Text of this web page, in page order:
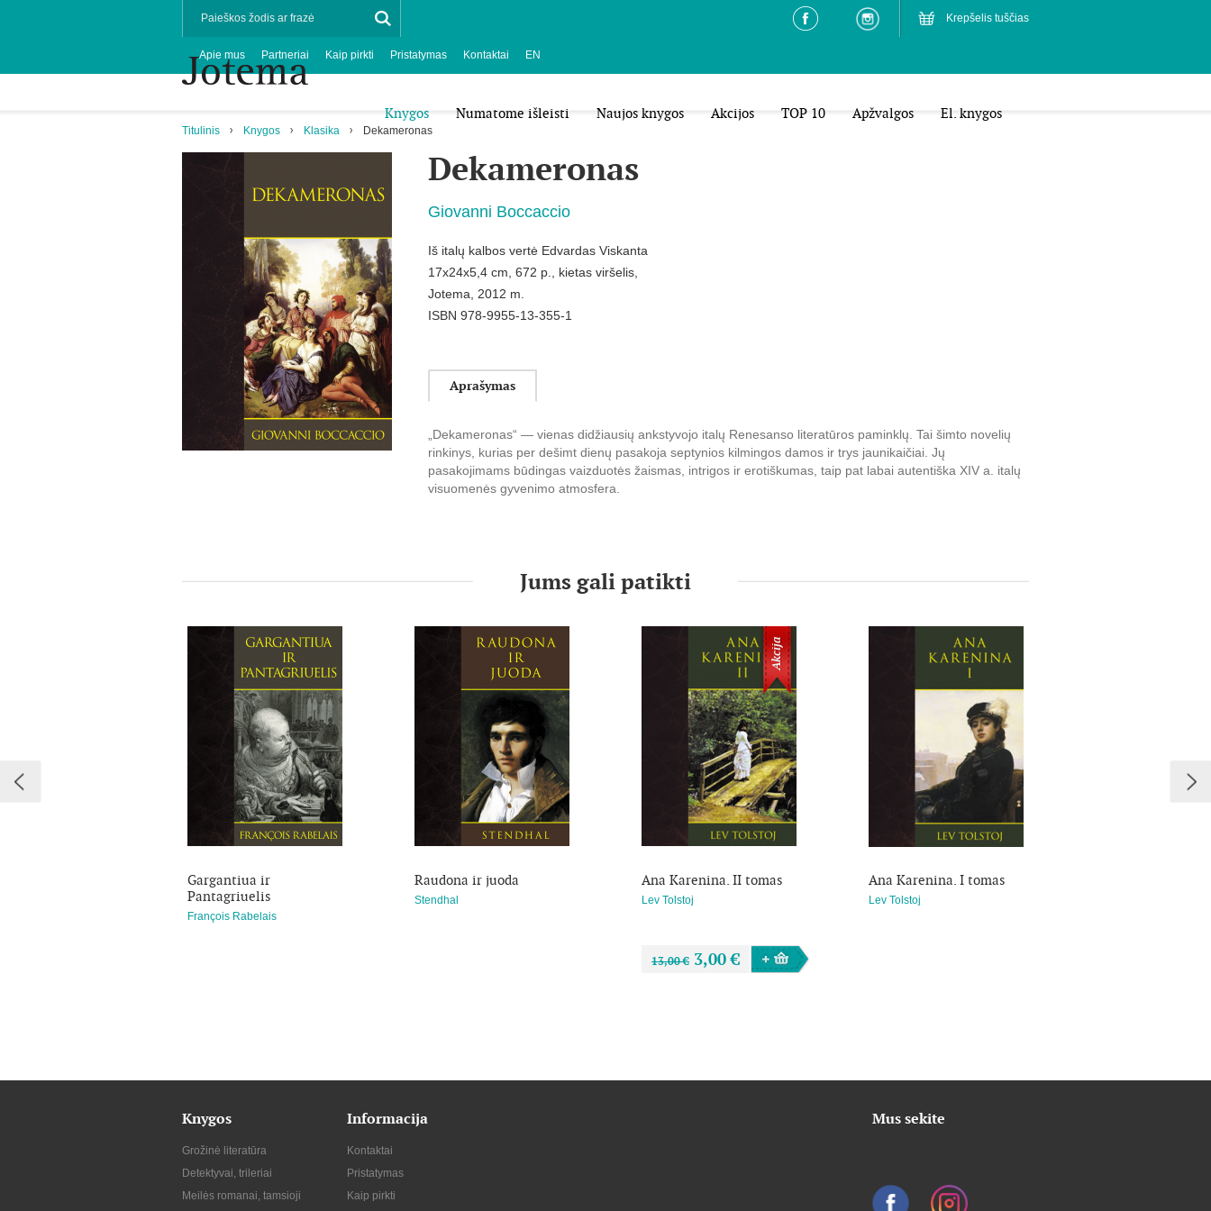
Krepšelis tuščias
Apie mus Partneriai Kaip pirkti Pristatymas Kontaktai EN
Knygos Numatome išleisti Naujos knygos Akcijos TOP 10 Apžvalgos El. knygos
Titulinis Knygos Klasika Dekameronas
Dekameronas
Giovanni Boccaccio
Iš italų kalbos vertė Edvardas Viskanta
17x24x5,4 cm, 672 p., kietas viršelis,
Jotema, 2012 m.
ISBN 978-9955-13-355-1
Aprašymas
„Dekameronas“ — vienas didžiausių ankstyvojo italų Renesanso literatūros paminklų. Tai šimto novelių
rinkinys, kurias per dešimt dienų pasakoja septynios kilmingos damos ir trys jaunikaičiai. Jų
pasakojimams būdingas vaizduotės žaismas, intrigos ir erotiškumas, taip pat labai autentiška XIV a. italų
visuomenės gyvenimo atmosfera.
Jums gali patikti
Gargantiua ir
Pantagriuelis
François Rabelais
Raudona ir juoda
Stendhal
Akcija
Ana Karenina. II tomas
Lev Tolstoj
13,00 € 3,00 €
Ana Karenina. I tomas
Lev Tolstoj
Knygos
Grožinė literatūra
Detektyvai, trileriai
Meilės romanai, tamsioji
Informacija
Kontaktai
Pristatymas
Kaip pirkti
Mus sekite